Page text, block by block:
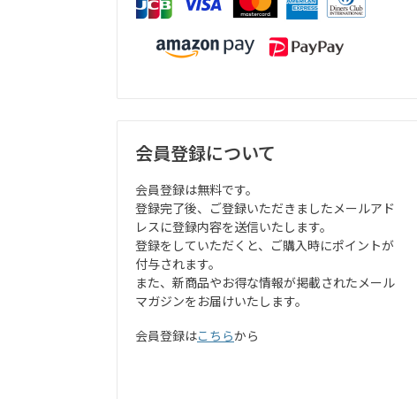
会員登録について
会員登録は無料です。
登録完了後、ご登録いただきましたメールアド
レスに登録内容を送信いたします。
登録をしていただくと、ご購入時にポイントが
付与されます。
また、新商品やお得な情報が掲載されたメール
マガジンをお届けいたします。
会員登録はこちらから